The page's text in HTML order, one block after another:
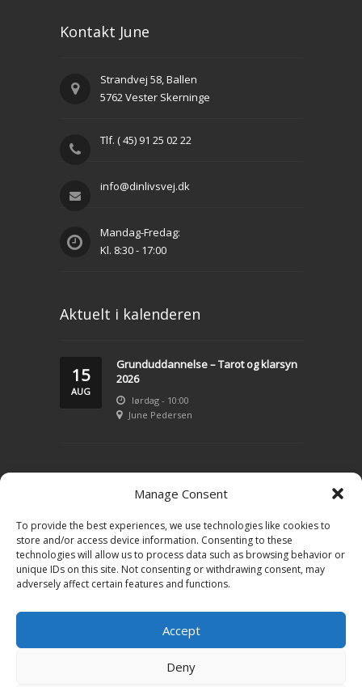
Manage Consent
To provide the best experiences, we use technologies like cookies to
store and/or access device information. Consenting to these
technologies will allow us to process data such as browsing behavior or
unique IDs on this site. Not consenting or withdrawing consent, may
adversely affect certain features and functions.
Accept
Deny
Kontakt June
Strandvej 58, Ballen
5762 Vester Skerninge
Tlf. ( 45) 91 25 02 22
info@dinlivsvej.dk
Mandag-Fredag:
Kl. 8:30 - 17:00
Aktuelt i kalenderen
15
AUG
Grunduddannelse – Tarot og klarsyn
2026
lørdag - 10:00
June Pedersen
Konsultation – klarsyn
Tarot